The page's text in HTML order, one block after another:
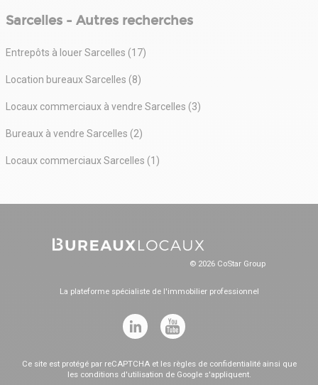
Sarcelles - Autres recherches
Entrepôts à louer Sarcelles (17)
Location bureaux Sarcelles (8)
Locaux commerciaux à vendre Sarcelles (3)
Bureaux à vendre Sarcelles (2)
Locaux commerciaux Sarcelles (1)
© 2026 CoStar Group
La plateforme spécialiste de l'immobilier professionnel
Ce site est protégé par reCAPTCHA et les règles de confidentialitéainsi que
les conditions d'utilisation de Google s'appliquent.